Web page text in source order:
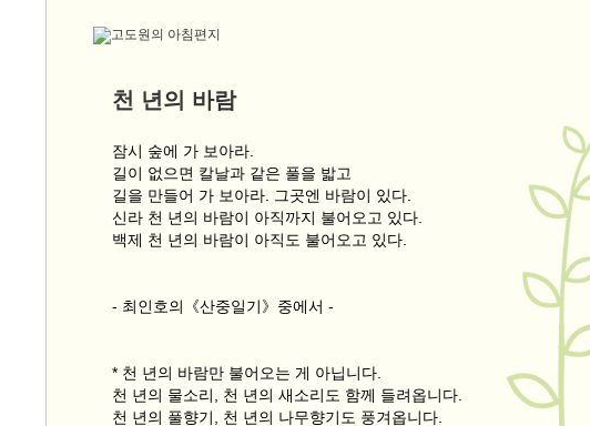
천 년의 바람
잠시 숲에 가 보아라.
길이 없으면 칼날과 같은 풀을 밟고
길을 만들어 가 보아라. 그곳엔 바람이 있다.
신라 천 년의 바람이 아직까지 불어오고 있다.
백제 천 년의 바람이 아직도 불어오고 있다.
- 최인호의《산중일기》중에서 -
* 천 년의 바람만 불어오는 게 아닙니다.
천 년의 물소리, 천 년의 새소리도 함께 들려옵니다.
천 년의 풀향기, 천 년의 나무향기도 풍겨옵니다.